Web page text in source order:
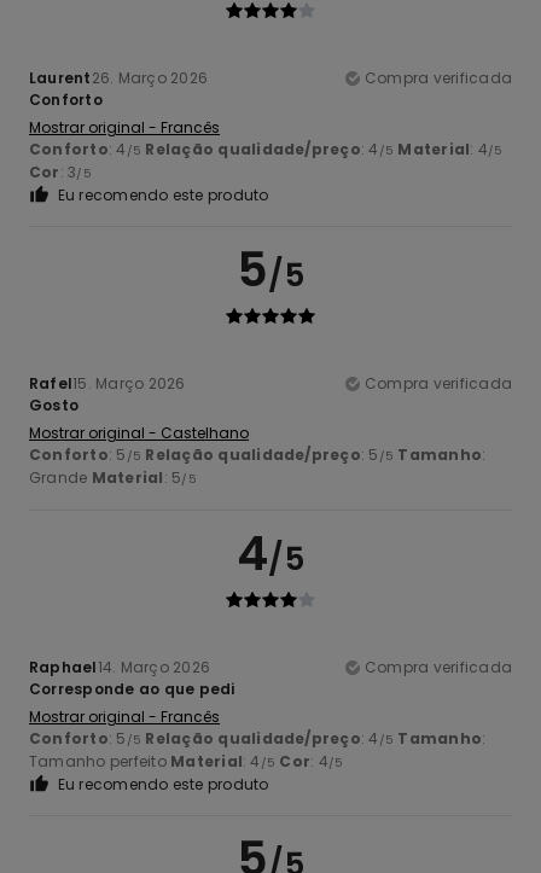
Laurent26. Março 2026
Compra verificada
Conforto
Mostrar original - Francês
Conforto: 4 /5 Relação qualidade/preço: 4 /5 Material: 4/5
Cor: 3/5
Eu recomendo este produto
5/5
Rafel15. Março 2026
Compra verificada
Gosto
Mostrar original - Castelhano
Conforto: 5 /5 Relação qualidade/preço: 5 /5 Tamanho:
Grande Material: 5/5
4/5
Raphael14. Março 2026
Compra verificada
Corresponde ao que pedi
Mostrar original - Francês
Conforto: 5 /5 Relação qualidade/preço: 4 /5 Tamanho:
Tamanho perfeito Material: 4 /5 Cor: 4/5
Eu recomendo este produto
5